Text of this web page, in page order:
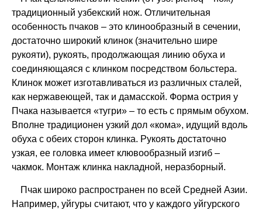
традиционный узбекский нож. Отличительная
особенность пчаков – это клинообразный в сечении,
достаточно широкий клинок (значительно шире
рукояти), рукоять, продолжающая линию обуха и
соединяющаяся с клинком посредством больстера.
Клинок может изготавливаться из различных сталей,
как нержавеющей, так и дамасской. Форма острия у
Пчака называется «тугри» – то есть с прямым обухом.
Вполне традиционен узкий дол «кома», идущий вдоль
обуха с обеих сторон клинка. Рукоять достаточно
узкая, ее головка имеет клювообразный изгиб –
чакмок. Монтаж клинка накладной, неразборный.
Пчак широко распространен по всей Средней Азии.
Например, уйгуры считают, что у каждого уйгурского